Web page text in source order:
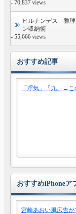
- 70,837 views
ヒルナンデス 整理
ン収納術
- 55,666 views
おすすめ記事
「浮気」「九」←
おすすめiPhoneア
宮崎あおい風広告が